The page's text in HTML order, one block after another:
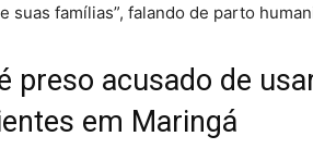
suas famílias”, falando de parto
preso acusado de
em Maringá